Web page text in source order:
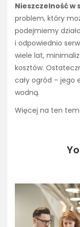
Nieszczelność
problem, który
podejmiemy
i odpowiednio
wiele lat,
kosztów.
cały ogród – jego
wodną.
Więcej na ten